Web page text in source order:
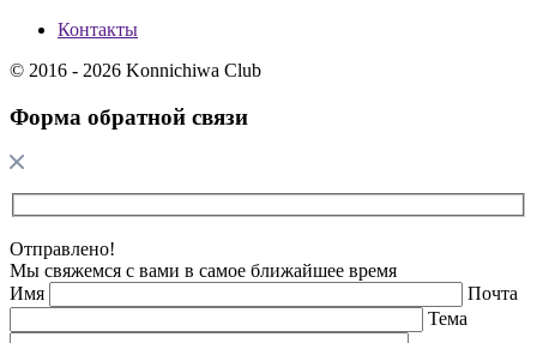
Контакты
© 2016 - 2026 Konnichiwa Club
Форма обратной связи
Отправлено!
Мы свяжемся с вами в самое ближайшее время
Имя
Почта
Тема